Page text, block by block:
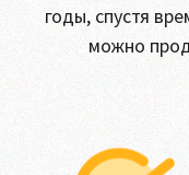
годы, спустя
можно